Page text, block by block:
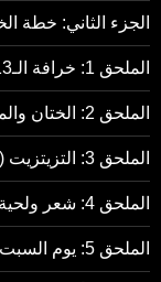
الجزء الثاني: خطة
الملحق 1: خرافة الـ613 وصية
الملحق 2: الختان والمسيحي
الملحق 3: التزيتزيت (الأهداب، الخيوط، الشُرابات)
الملحق 4: شعر ولحية المسيحي
الملحق 5: يوم السبت ويوم الذهاب إلى الكنيسة، شيئان مختلفان